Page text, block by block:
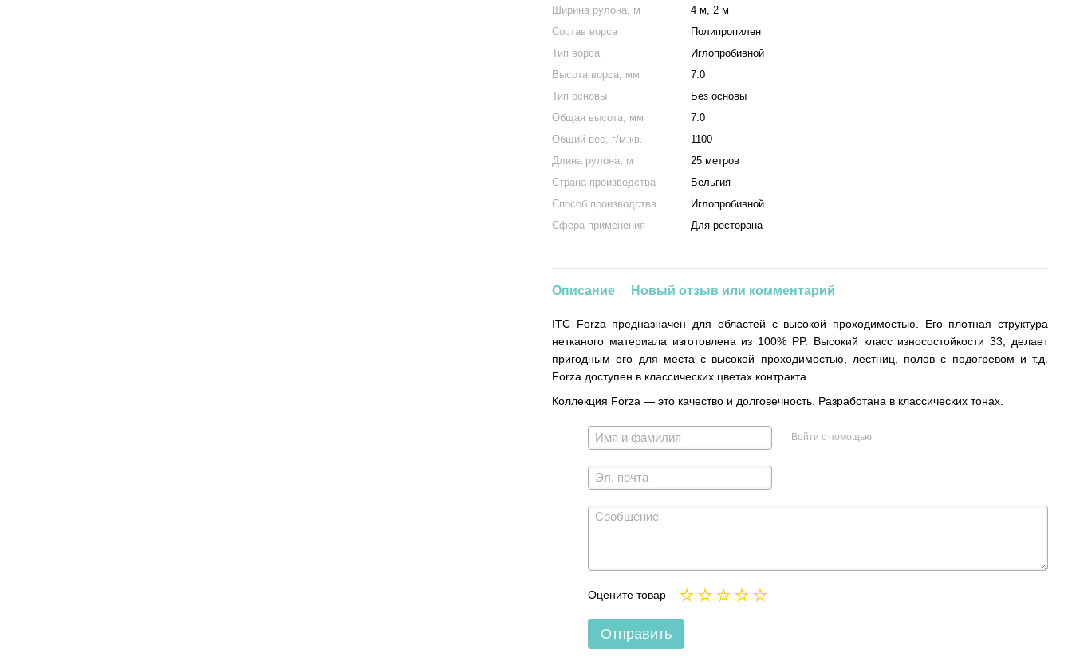
Ширина рулона, м
4 м, 2 м
Состав ворса
Полипропилен
Тип ворса
Иглопробивной
Высота ворса, мм
7.0
Тип основы
Без основы
Общая высота, мм
7.0
Общий вес, г/м.кв.
1100
Длина рулона, м
25 метров
Страна производства
Бельгия
Способ производства
Иглопробивной
Сфера применения
Для ресторана
Описание Новый отзыв или комментарий
ITC Forza предназначен для областей с высокой проходимостью. Его плотная структура
нетканого материала изготовлена ​​из 100% PP. Высокий класс износостойкости 33, делает
пригодным его для места с высокой проходимостью, лестниц, полов с подогревом и т.д.
Forza доступен в классических цветах контракта.
Коллекция Forza — это качество и долговечность. Разработана в классических тонах.
Войти с помощью
Оцените товар
Отправить